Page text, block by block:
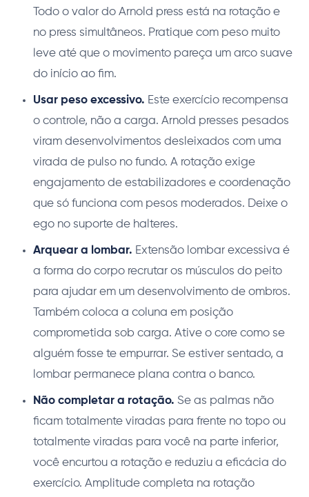
Todo o valor do Arnold press está na rotação e
no press simultâneos. Pratique com peso muito
leve até que o movimento pareça um arco suave
do início ao fim.
Usar peso excessivo. Este exercício recompensa
o controle, não a carga. Arnold presses pesados
viram desenvolvimentos desleixados com uma
virada de pulso no fundo. A rotação exige
engajamento de estabilizadores e coordenação
que só funciona com pesos moderados. Deixe o
ego no suporte de halteres.
Arquear a lombar. Extensão lombar excessiva é
a forma do corpo recrutar os músculos do peito
para ajudar em um desenvolvimento de ombros.
Também coloca a coluna em posição
comprometida sob carga. Ative o core como se
alguém fosse te empurrar. Se estiver sentado, a
lombar permanece plana contra o banco.
Não completar a rotação. Se as palmas não
ficam totalmente viradas para frente no topo ou
totalmente viradas para você na parte inferior,
você encurtou a rotação e reduziu a eficácia do
exercício. Amplitude completa na rotação